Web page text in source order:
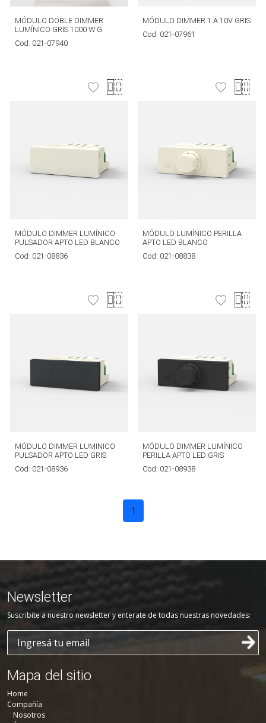
MÓDULO DOBLE DIMMER
LUMÍNICO GRIS 1000 W G
Cod: 021-07940
MÓDULO DIMMER 1 A 10V GRIS
Cod: 021-07961
MÓDULO DIMMER LUMÍNICO
PULSADOR APTO LED BLANCO
Cod: 021-08836
MÓDULO LUMÍNICO PERILLA
APTO LED BLANCO
Cod: 021-08838
MÓDULO DIMMER LUMINICO
PULSADOR APTO LED GRIS
Cod: 021-08936
MÓDULO DIMMER LUMÍNICO
PERILLA APTO LED GRIS
Cod: 021-08938
1
Newsletter
Suscribite a nuestro newsletter y enterate de todas nuestras novedades:
Mapa del sitio
Home
Compañía
Nosotros